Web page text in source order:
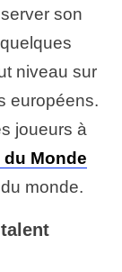
son
niveau sur
européens.
joueurs à
du Monde
monde.